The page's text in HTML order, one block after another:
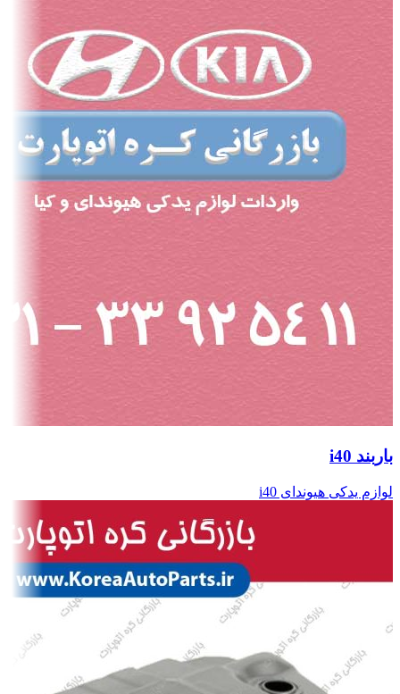
باربند i40
لوازم یدکی هیوندای i40